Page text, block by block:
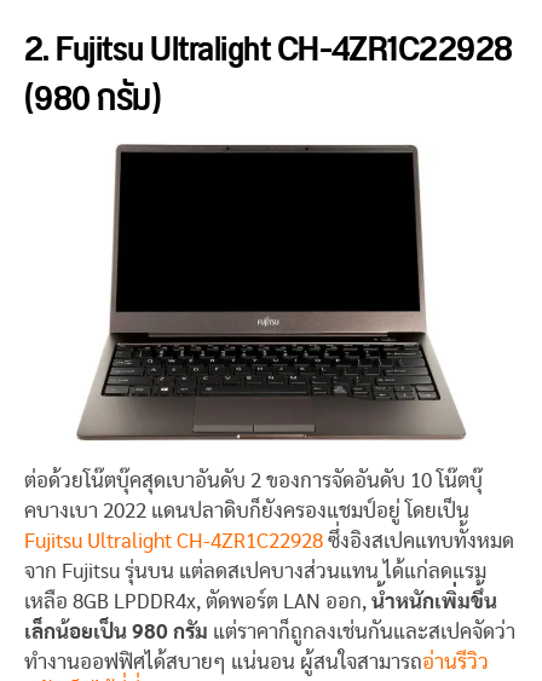
2. Fujitsu Ultralight CH-4ZR1C22928
(980 กรัม)
ต่อด้วยโน๊ตบุ๊คสุดเบาอันดับ 2 ของการจัดอันดับ 10 โน๊ตบุ๊
คบางเบา 2022 แดนปลาดิบก็ยังครองแชมป์อยู่ โดยเป็น
Fujitsu Ultralight CH-4ZR1C22928 ซึ่งอิงสเปคแทบทั้งหมด
จาก Fujitsu รุ่นบน แต่ลดสเปคบางส่วนแทน ได้แก่ลดแรม
เหลือ 8GB LPDDR4x, ตัดพอร์ต LAN ออก, น้ำหนักเพิ่มขึ้น
เล็กน้อยเป็น 980 กรัม แต่ราคาก็ถูกลงเช่นกันและสเปคจัดว่า
ทำงานออฟฟิศได้สบายๆ แน่นอน ผู้สนใจสามารถอ่านรีวิว